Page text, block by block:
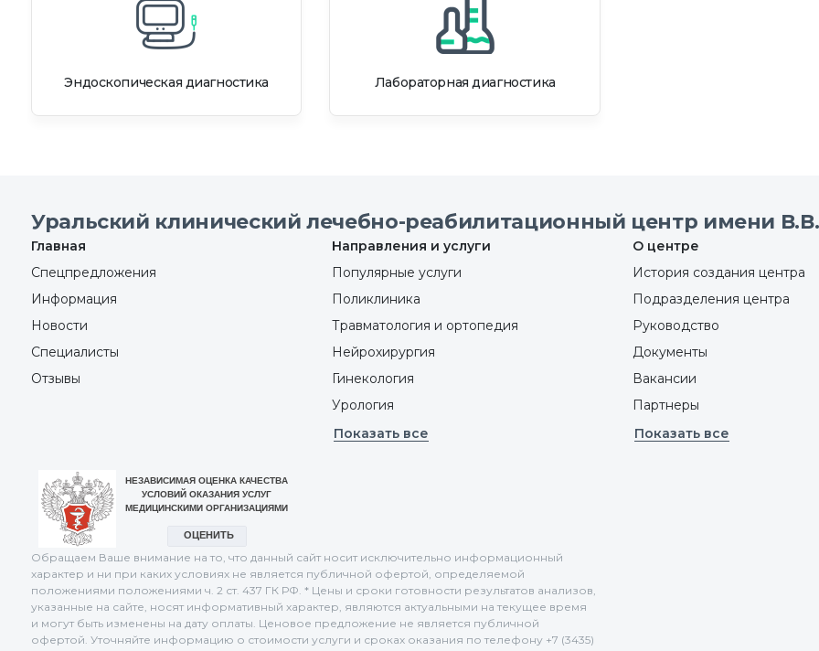
Эндоскопическая диагностика Лабораторная диагностика
Уральский клинический лечебно-реабилитационный центр имени
Главная
Спецпредложения
Информация
Новости
Специалисты
Отзывы
Направления и услуги
Популярные услуги
Поликлиника
Травматология и ортопедия
Нейрохирургия
Гинекология
Урология
Показать все
О центре
История создания центра
Подразделения центра
Руководство
Документы
Вакансии
Партнеры
Показать все
Обращаем Ваше внимание на то, что данный сайт носит исключительно информационный
характер и ни при каких условиях не является публичной офертой, определяемой
положениями положениями ч. 2 ст. 437 ГК РФ. * Цены и сроки готовности результатов анализов,
указанные на сайте, носят информативный характер, являются актуальными на текущее время
и могут быть изменены на дату оплаты. Ценовое предложение не является публичной
офертой. Уточняйте информацию о стоимости услуги и сроках оказания по телефону +7 (3435)